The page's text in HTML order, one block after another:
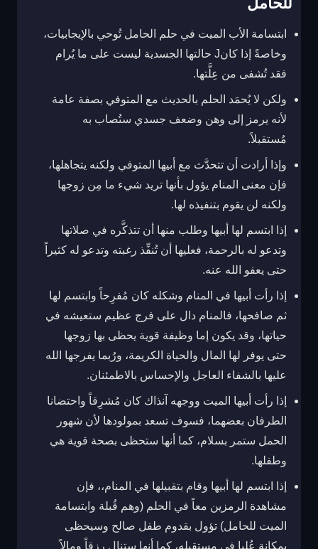
ابتسامة الأب الميت في حلم الحامل تُوحي بالإيجابيات،
وخاصةً إذا كانJ حالتها الجسدية ليست على ما يُرام
فقد تُشفى من عِلَّتها.
ولكن لا يُحمَد الحلم بالحديث مع المتوفي بصفة عامة
لأنه يرمز إلى وهن وضعف جسدي ستُصاب به
مُستقبلاً.
وإذا أرادت أن تتحدَّث مع أبيها المتوفي ولكنه يتجاهلها،
فإن معنى المنام يؤول بأنها تريد شيء ما مِن زوجها
ولكنه لن يقوم بتنفيذه لها.
إذا ابتسم لها أبيها وطلب منها أن تتذكَّره في صلاتها
وتدعو له بالرحمة، فعليها أن تُنفِّذ رغبته وتدعو له كثيراً
حتى يعفو الله عنه.
إذا رأت أبيها في المنام وشكله كان مُفرِحاً وابتسم لها
ثم صافحها، فالمنام دال على فرج عظيم ستعيشه في
حياتها، وقد يكون إما وظيفة قوية يحظى بها زوجها
حتى يوفر لها المال والحياة الكريمة، ورُبما يفرجها الله
عليها بالشفاء العاجل والإحساس بالاطمئنان.
إذا رأت أبيها الميت ووجهه آنذاك كان مُشرِقاً واحتضانا
الطرفان بعضهما، فسوف تسعد بمولودها لأن شهور
الحمل ستمر بسلام، كما أنها ستحظى بصحة قوية هي
وطفلها.
إذا ابتسم لها أبيها وقام بتقبيلها في المنام،، فإن
مشاهدة الرمزين معاً في الحلم (وهم قُبلة وابتسامة
الميت للحامل) تؤول بقدوم طفل صالح وسيحظى
بمكانة عُليا في مستقبله، كما أنها ستنال رِزقاً ومالاً